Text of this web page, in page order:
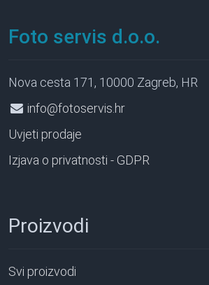
Foto servis d.o.o.
Nova cesta 171, 10000 Zagreb, HR
info@fotoservis.hr
Uvjeti prodaje
Izjava o privatnosti - GDPR
Proizvodi
Svi proizvodi